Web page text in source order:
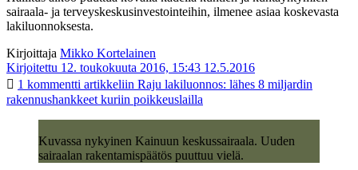
sairaala- ja terveyskeskusinvestointeihin, ilmenee asiaa koskevasta
lakiluonnoksesta.
Kirjoittaja Mikko Kortelainen
Kirjoitettu 12. toukokuuta 2016, 15:43 12.5.2016
1 kommentti artikkeliin Raju lakiluonnos: lähes 8 miljardin
rakennushankkeet kuriin poikkeuslailla
Kuvassa nykyinen Kainuun keskussairaala. Uuden
sairaalan rakentamispäätös puuttuu vielä.